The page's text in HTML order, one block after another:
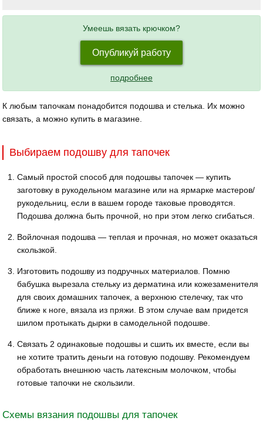
Умеешь вязать крючком?
Опубликуй работу
подробнее
К любым тапочкам понадобится подошва и стелька. Их можно
связать, а можно купить в магазине.
Выбираем подошву для тапочек
Самый простой способ для подошвы тапочек — купить
заготовку в рукодельном магазине или на ярмарке мастеров/
рукодельниц, если в вашем городе таковые проводятся.
Подошва должна быть прочной, но при этом легко сгибаться.
Войлочная подошва — теплая и прочная, но может оказаться
скользкой.
Изготовить подошву из подручных материалов. Помню
бабушка вырезала стельку из дерматина или кожезаменителя
для своих домашних тапочек, а верхнюю стелечку, так что
ближе к ноге, вязала из пряжи. В этом случае вам придется
шилом протыкать дырки в самодельной подошве.
Связать 2 одинаковые подошвы и сшить их вместе, если вы
не хотите тратить деньги на готовую подошву. Рекомендуем
обработать внешнюю часть латексным молочком, чтобы
готовые тапочки не скользили.
Схемы вязания подошвы для тапочек